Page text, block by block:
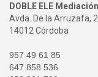
DOBLE ELE
Avda. De la Arruzafa,
14012 Córdoba
957 49 61 85
647 858 536